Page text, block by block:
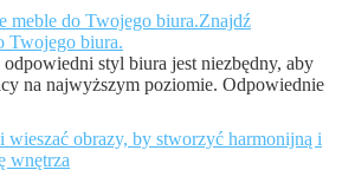
Znajdź
Twojego biura.
styl biura jest niezbędny, aby
na najwyższym poziomie. Odpowiednie